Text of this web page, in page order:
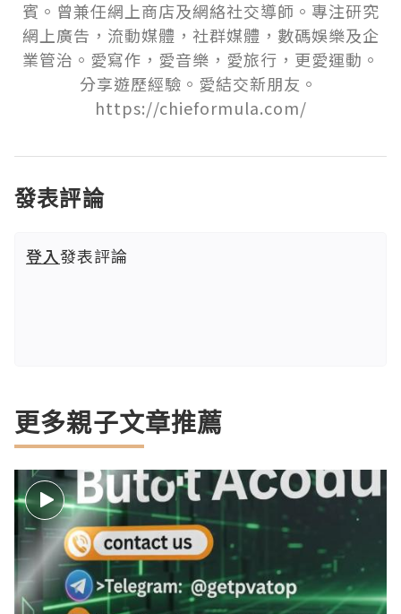
賓。曾兼任網上商店及網絡社交導師。專注研究
網上廣告，流動媒體，社群媒體，數碼娛樂及企
業管治。愛寫作，愛音樂，愛旅行，更愛運動。
分享遊歷經驗。愛結交新朋友。
https://chieformula.com/
發表評論
登入發表評論
更多親子文章推薦